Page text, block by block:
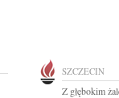
SZCZECIN
Z głębokim